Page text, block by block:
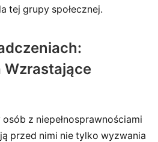
tej grupy społecznej.
Wzrastające
z niepełnosprawnościami
przed nimi nie tylko wyzwania